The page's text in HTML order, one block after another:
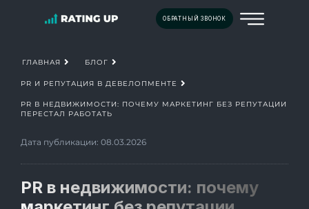
ОБРАТНЫЙ ЗВОНОК
ГЛАВНАЯ БЛОГ
PR И РЕПУТАЦИЯ В ДЕВЕЛОПМЕНТЕ
PR В НЕДВИЖИМОСТИ: ПОЧЕМУ МАРКЕТИНГ БЕЗ РЕПУТАЦИИ
ПЕРЕСТАЛ РАБОТАТЬ
Дата публикации: 08.03.2026
PR в недвижимости: почему